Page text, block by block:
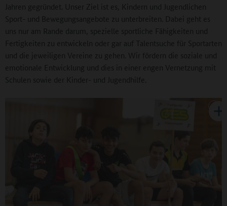
Jahren gegründet. Unser Ziel ist es, Kindern und Jugendlichen
Sport- und Bewegungsangebote zu unterbreiten. Dabei geht es
uns nur am Rande darum, spezielle sportliche Fähigkeiten und
Fertigkeiten zu entwickeln oder gar auf Talentsuche für Sportarten
und die jeweiligen Vereine zu gehen. Wir fördern die soziale und
emotionale Entwicklung und dies in einer engen Vernetzung mit
Schulen sowie der Kinder- und Jugendhilfe.